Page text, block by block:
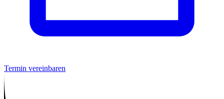
Termin vereinbaren